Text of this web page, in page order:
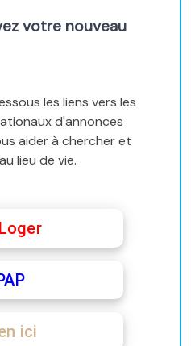
votre nouveau
les liens vers les
d'annonces
aider à chercher et
lieu de vie.
ici